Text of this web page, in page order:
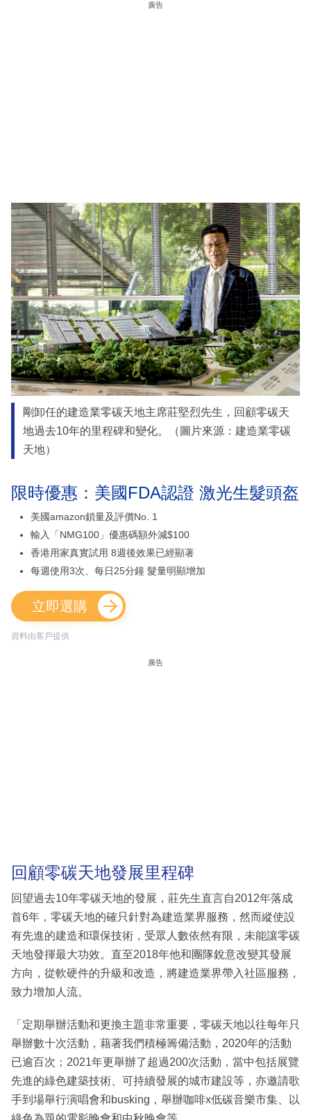
廣告
剛卸任的建造業零碳天地主席莊堅烈先生，回顧零碳天
地過去10年的里程碑和變化。（圖片來源：建造業零碳
天地）
限時優惠：美國FDA認證 激光生髮頭盔
美國amazon鎖量及評價No. 1
輸入「NMG100」優惠碼額外減$100
香港用家真實試用 8週後效果已經顯著
每週使用3次、每日25分鐘 髮量明顯增加
立即選購
資料由客戶提供
廣告
回顧零碳天地發展里程碑
回望過去10年零碳天地的發展，莊先生直言自2012年落成
首6年，零碳天地的確只針對為建造業界服務，然而縱使設
有先進的建造和環保技術，受眾人數依然有限，未能讓零碳
天地發揮最大功效。直至2018年他和團隊銳意改變其發展
方向，從軟硬件的升級和改造，將建造業界帶入社區服務，
致力增加人流。
「定期舉辦活動和更換主題非常重要，零碳天地以往每年只
舉辦數十次活動，藉著我們積極籌備活動，2020年的活動
已逾百次；2021年更舉辦了超過200次活動，當中包括展覽
先進的綠色建築技術、可持續發展的城市建設等，亦邀請歌
手到場舉行演唱會和busking，舉辦咖啡x低碳音樂市集、以